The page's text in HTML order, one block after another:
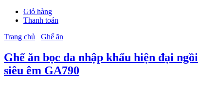
Giỏ hàng
Thanh toán
Trang chủ
Ghế ăn
Ghế ăn bọc da nhập khẩu hiện đại ngồi
siêu êm GA790